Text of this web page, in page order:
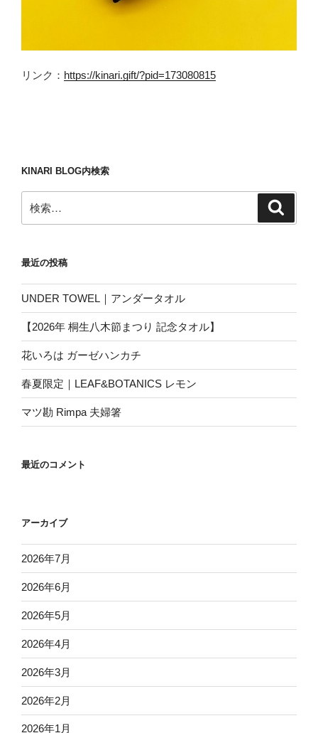
リンク： https://kinari.gift/?pid=173080815
KINARI BLOG内検索
索:
最近の投稿
UNDER TOWEL｜アンダータオル
【2026年 桐生八木節まつり 記念タオル】
花いろは ガーゼハンカチ
春夏限定｜LEAF&BOTANICS レモン
マツ勘 Rimpa 夫婦箸
最近のコメント
アーカイブ
2026年7月
2026年6月
2026年5月
2026年4月
2026年3月
2026年2月
2026年1月